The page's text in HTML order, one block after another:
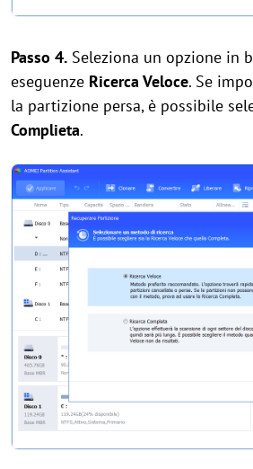
Passo 4. Seleziona un opzione in
eseguenze Ricerca Veloce. Se
la partizione persa, è possibile
Complieta.